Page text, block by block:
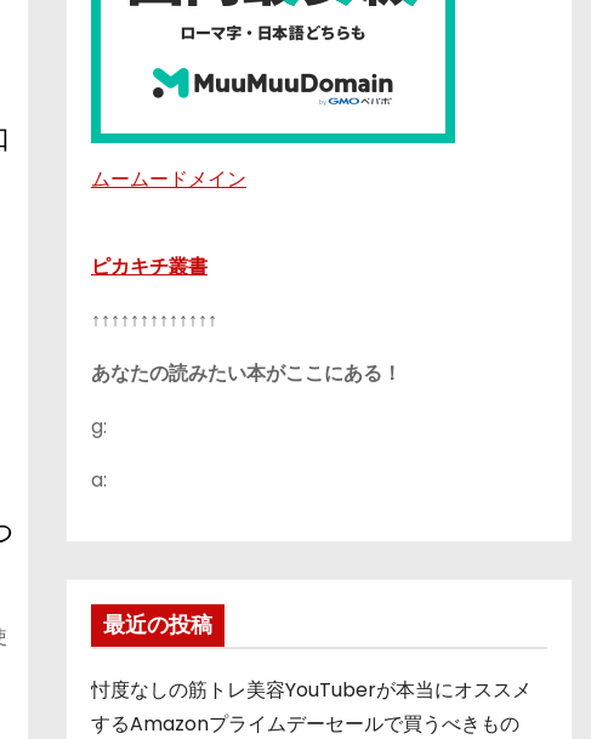
ムームードメイン
ピカキチ叢書
↑↑↑↑↑↑↑↑↑↑↑↑↑
あなたの読みたい本がここにある！
g:
a:
最近の投稿
忖度なしの筋トレ美容YouTuberが本当にオススメ
するAmazonプライムデーセールで買うべきもの